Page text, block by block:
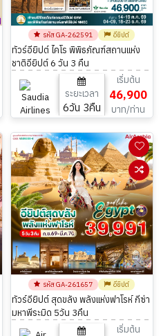
รหัส GA-262591 อียิปต์
ทัวร์อียิปต์ ไคโร พิพิธภัณฑ์สถานแห่ง
ชาติอียิปต์ 6 วัน 3 คืน
ระยะเวลา
6วัน 3คืน
เริ่มต้น
46,900
บาท/ท่าน
รหัส GA-261657 อียิปต์
ทัวร์อียิปต์ สุดขลัง พลังแห่งฟาโรห์ กีซ่า
มหาพีระมิด 5วัน 3คืน
เริ่มต้น